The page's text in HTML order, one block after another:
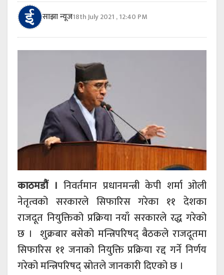
साझा न्यूज18th July 2021 , 12:40 PM
काठमडौं । निवर्तमान प्रधानमन्त्री केपी शर्मा ओली
नेतृत्वको सरकारले सिफारिस गरेका ११ देशका
राजदूत नियुक्तिको प्रक्रिया नयाँ सरकारले रद्ध गरेको
छ । शुक्रबार बसेको मन्त्रिपरिषद् बैठकले राजदूतमा
सिफारिस ११ जनाको नियुक्ति प्रक्रिया रद्द गर्ने निर्णय
गरेको मन्त्रिपरिषद् स्रोतले जानकारी दिएको छ ।